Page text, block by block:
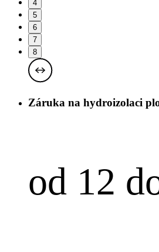
4
5
6
7
8
Záruka na hydroizolaci
od 12